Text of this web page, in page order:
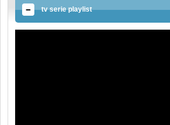
tv serie playlist